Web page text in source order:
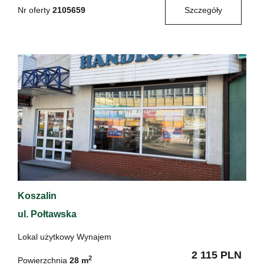
Nr oferty 2105659 Szczegóły
Koszalin
ul. Połtawska
Lokal użytkowy Wynajem
Powierzchnia 28 m2
2 115 PLN